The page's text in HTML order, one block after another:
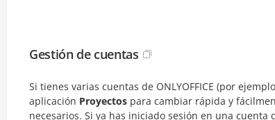
Gestión de cuentas
Si tienes varias cuentas de ONLYOFFICE (por
aplicación Proyectos para cambiar rápida y
necesarios. Si ya has iniciado sesión en una cuenta